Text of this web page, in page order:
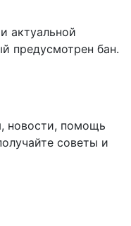
актуальной
предусмотрен бан.
новости, помощь
советы и